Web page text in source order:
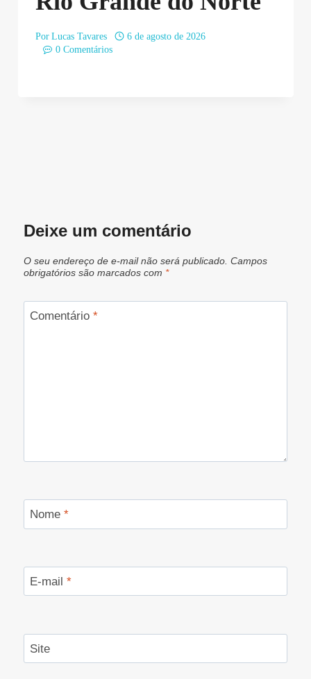
Por Lucas Tavares
6 de agosto de 2026
0 Comentários
Deixe um comentário
O seu endereço de e-mail não será publicado. Campos
obrigatórios são marcados com *
Comentário *
Nome *
E-mail *
Site